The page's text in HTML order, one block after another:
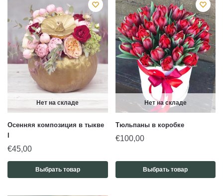
Нет на складе
Осенняя композиция в тыкве
€45,00
Выбрать товар
Нет на складе
Тюльпаны в коробке
€100,00
Выбрать товар